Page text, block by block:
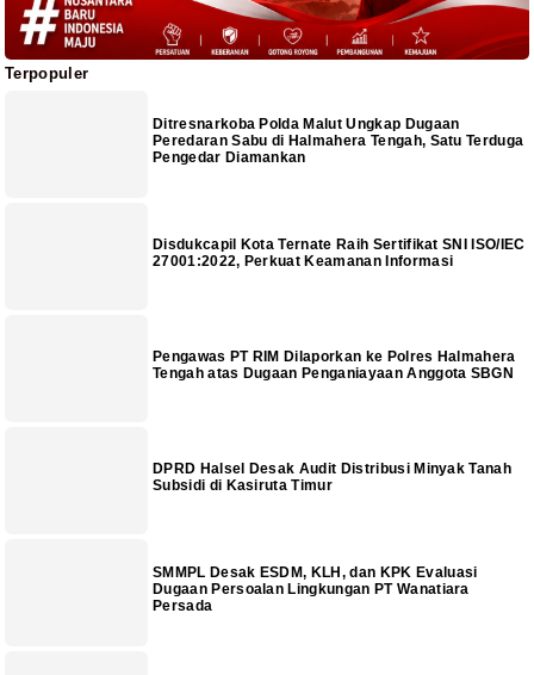
Terpopuler
Ditresnarkoba Polda Malut Ungkap Dugaan
Peredaran Sabu di Halmahera Tengah, Satu Terduga
Pengedar Diamankan
Disdukcapil Kota Ternate Raih Sertifikat SNI ISO/IEC
27001:2022, Perkuat Keamanan Informasi
Pengawas PT RIM Dilaporkan ke Polres Halmahera
Tengah atas Dugaan Penganiayaan Anggota SBGN
DPRD Halsel Desak Audit Distribusi Minyak Tanah
Subsidi di Kasiruta Timur
SMMPL Desak ESDM, KLH, dan KPK Evaluasi
Dugaan Persoalan Lingkungan PT Wanatiara
Persada